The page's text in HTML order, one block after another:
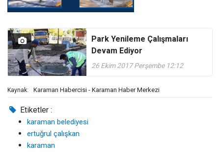
Park Yenileme Çalışmaları
Devam Ediyor
26 Ekim 2017 Perşembe 12:12
Kaynak: Karaman Habercisi - Karaman Haber Merkezi
Etiketler :
karaman belediyesi
ertuğrul çalışkan
karaman